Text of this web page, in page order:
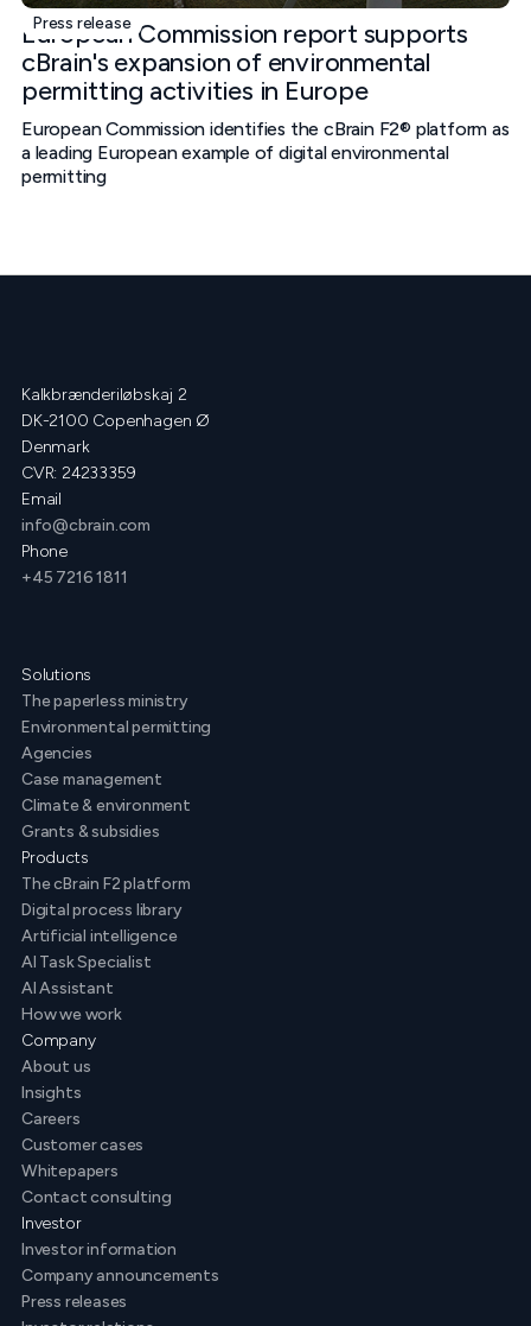
Press release
European Commission report supports
cBrain's expansion of environmental
permitting activities in Europe
European Commission identifies the cBrain F2® platform as
a leading European example of digital environmental
permitting
Kalkbrænderiløbskaj 2
DK-2100 Copenhagen Ø
Denmark
CVR: 24233359
Email
info@cbrain.com
Phone
+45 7216 1811
Solutions
The paperless ministry
Environmental permitting
Agencies
Case management
Climate & environment
Grants & subsidies
Products
The cBrain F2 platform
Digital process library
Artificial intelligence
AI Task Specialist
AI Assistant
How we work
Company
About us
Insights
Careers
Customer cases
Whitepapers
Contact consulting
Investor
Investor information
Company announcements
Press releases